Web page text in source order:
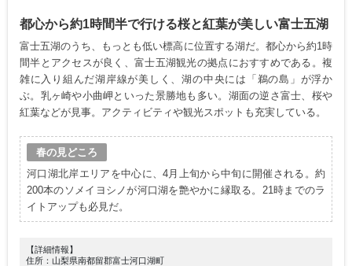
都心から約1時間半で行ける桜と紅葉が美しい富士五湖
富士五湖のうち、もっとも低い標高に位置する湖だ。都心から約1時
間半とアクセスが良く、富士五湖観光の拠点におすすめである。複
雑に入り組んだ湖岸線が美しく、湖の中央には「鵜の島」が浮か
ぶ。乳ヶ崎や小曲岬といった景勝地も多い。湖面の逆さ富士、桜や
紅葉などが見事。アクティビティや観光スポットも充実している。
春の見どころ
河口湖北岸エリアを中心に、4月上旬から中旬に開催される。約
200本のソメイヨシノが河口湖を艶やかに縁取る。21時までのラ
イトアップも必見だ。
【詳細情報】
住所：山梨県南都留郡富士河口湖町